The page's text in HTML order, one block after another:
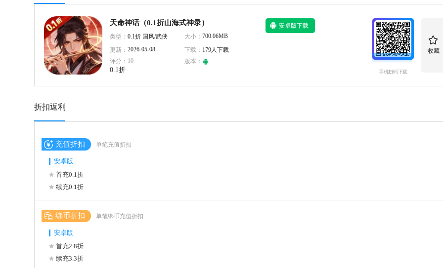
天命神话（0.1折山海式神录）
类型： 0.1折 国风/武侠 大小： 700.06MB
更新： 2026-05-08 下载： 179人下载
评分： 10 版本：
0.1折
安卓版下载
手机扫码下载
收藏
折扣返利
充值折扣 单笔充值折扣
安卓版
首充0.1折
续充0.1折
绑币折扣 单笔绑币充值折扣
安卓版
首充2.8折
续充3.3折